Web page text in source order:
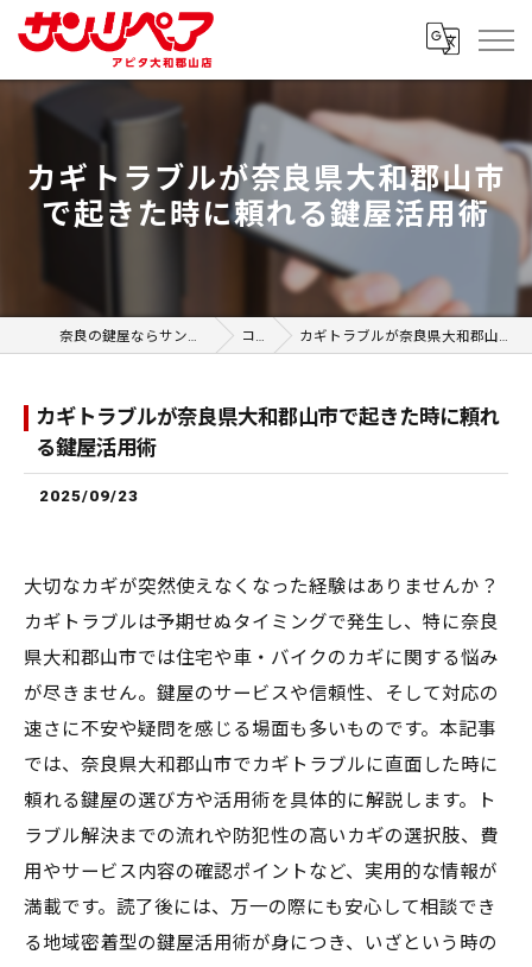
カギトラブルが奈良県大和郡山市
で起きた時に頼れる鍵屋活用術
奈良の鍵屋ならサンリペア アピタ大和郡山店 コラム カギトラブルが奈良県大和郡山市で起きた時に頼れる鍵屋活用術
カギトラブルが奈良県大和郡山市で起きた時に頼れ
る鍵屋活用術
2025/09/23
大切なカギが突然使えなくなった経験はありませんか？
カギトラブルは予期せぬタイミングで発生し、特に奈良
県大和郡山市では住宅や車・バイクのカギに関する悩み
が尽きません。鍵屋のサービスや信頼性、そして対応の
速さに不安や疑問を感じる場面も多いものです。本記事
では、奈良県大和郡山市でカギトラブルに直面した時に
頼れる鍵屋の選び方や活用術を具体的に解説します。ト
ラブル解決までの流れや防犯性の高いカギの選択肢、費
用やサービス内容の確認ポイントなど、実用的な情報が
満載です。読了後には、万一の際にも安心して相談でき
る地域密着型の鍵屋活用術が身につき、いざという時の